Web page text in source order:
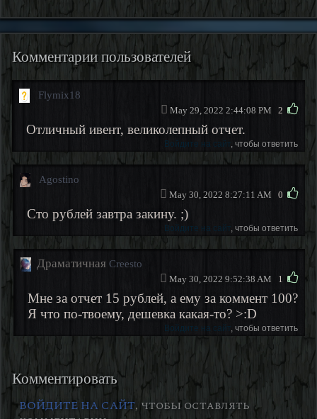
Комментарии пользователей
Flymix18
May 29, 2022 2:44:08 PM 2
Отличный ивент, великолепный отчет.
Войдите на сайт, чтобы ответить
Agostino
May 30, 2022 8:27:11 AM 0
Сто рублей завтра закину. ;)
Войдите на сайт, чтобы ответить
Драматичная Creesto
May 30, 2022 9:52:38 AM 1
Мне за отчет 15 рублей, а ему за коммент 100?
Я что по-твоему, дешевка какая-то? >:D
Войдите на сайт, чтобы ответить
Комментировать
ВОЙДИТЕ НА САЙТ, чтобы оставлять